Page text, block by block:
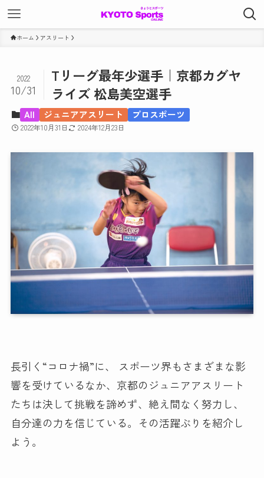
ホーム アスリート
Tリーグ最年少選手｜京都カグヤ
ライズ 松島美空選手
2022
10/31
All ジュニアアスリート プロスポーツ
2022年10月31日 2024年12月23日
長引く“コロナ禍”に、 スポーツ界もさまざまな影
響を受けているなか、京都のジュニアアスリート
たちは決して挑戦を諦めず、絶え間なく努力し、
自分達の力を信じている。その活躍ぶりを紹介し
よう。